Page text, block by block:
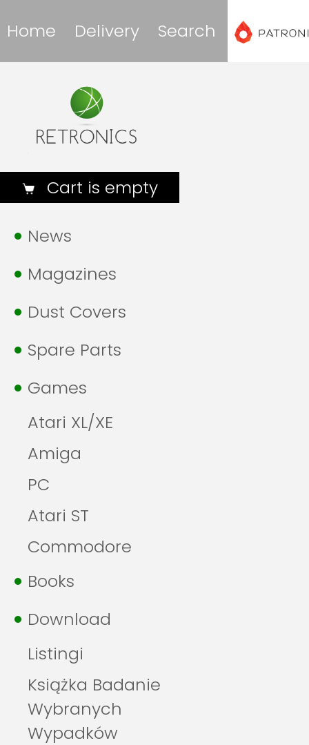
Home Delivery Search
Cart is empty
News
Magazines
Dust Covers
Spare Parts
Games
Atari XL/XE
Amiga
PC
Atari ST
Commodore
Books
Download
Listingi
Książka Badanie
Wybranych
Wypadków